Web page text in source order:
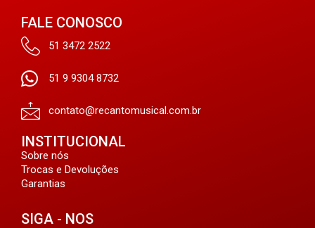
FALE CONOSCO
51 3472 2522
51 9 9304 8732
contato@recantomusical.com.br
INSTITUCIONAL
Sobre nós
Trocas e Devoluções
Garantias
SIGA - NOS